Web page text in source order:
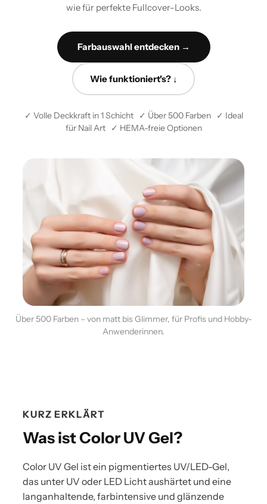
wie für perfekte Fullcover-Looks.
Farbauswahl entdecken →
Wie funktioniert's? ↓
✓ Volle Deckkraft in 1 Schicht ✓ Über 500 Farben ✓ Ideal
für Nail Art ✓ HEMA-freie Optionen
Über 500 Farben – von matt bis Glimmer, für Profis und Hobby-
Anwenderinnen.
KURZ ERKLÄRT
Was ist Color UV Gel?
Color UV Gel ist ein pigmentiertes UV/LED-Gel,
das unter UV oder LED Licht aushärtet und eine
langanhaltende, farbintensive und glänzende